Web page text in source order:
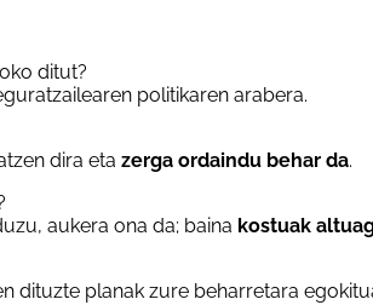
ditut?
politikaren arabera.
dira eta zerga ordaindu behar da.
aukera ona da; baina kostuak
dituzte planak zure beharretara